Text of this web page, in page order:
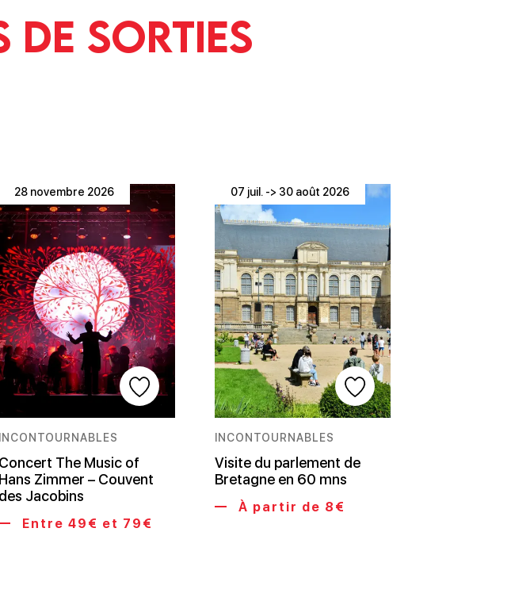
de sorties
28 novembre 2026
INCONTOURNABLES
Concert The Music of
Hans Zimmer – Couvent
des Jacobins
Entre 49€ et 79€
07 juil. -> 30 août 2026
INCONTOURNABLES
Visite du parlement de
Bretagne en 60 mns
À partir de 8€